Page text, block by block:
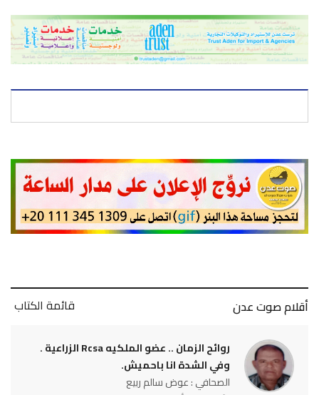
أقلام صوت عدن قائمة الكتاب
روائح الزمان .. عضو الملكيه Rcsa الزراعية .
وفي الشدة انا باحميش.
الصحافي : عوض سالم ربيع